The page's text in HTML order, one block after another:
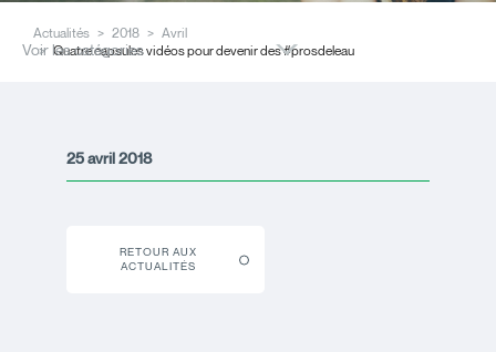
Actualités 2018
Avril
Quatre capsules vidéos pour devenir des #prosdeleau
Voir les catégories
25 avril 2018
RETOUR AUX
ACTUALITÉS